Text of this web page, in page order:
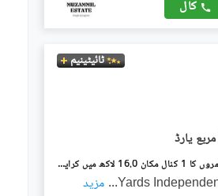
کال
ٹائیٹینیم
شاہراہِ فیصل کراچی میں 10 کمروں کا 1 کنال مکان 16.0 لاکھ میں کرایہ پر دستیاب ہے۔
... مزید